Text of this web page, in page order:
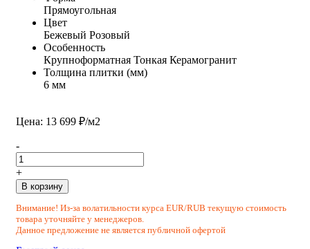
Прямоугольная
Цвет
Бежевый Розовый
Особенность
Крупноформатная Тонкая Керамогранит
Толщина плитки (мм)
6 мм
Цена: 13 699 ₽/м2
-
+
В корзину
Внимание! Из-за волатильности курса EUR/RUB текущую стоимость
товара уточняйте у менеджеров.
Данное предложение не является публичной офертой